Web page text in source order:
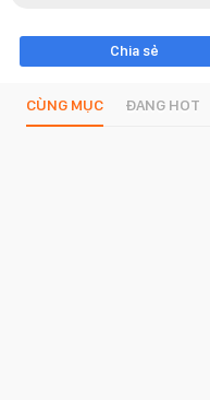
Chia sẻ
CÙNG MỤC ĐANG HOT